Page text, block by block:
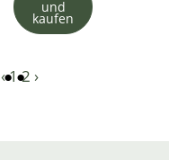
und
kaufen
‹12 ›